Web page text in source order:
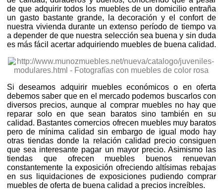
de que adquirir todos los muebles de un domicilio entraña
un gasto bastante grande, la decoración y el confort de
nuestra vivienda durante un extenso período de tiempo va
a depender de que nuestra selección sea buena y sin duda
es más fácil acertar adquiriendo muebles de buena calidad.
Si deseamos adquirir muebles económicos o en oferta
debemos saber que en el mercado podemos buscarlos con
diversos precios, aunque al comprar muebles no hay que
reparar solo en que sean baratos sino también en su
calidad. Bastantes comercios ofrecen muebles muy baratos
pero de mínima calidad sin embargo de igual modo hay
otras tiendas donde la relación calidad precio consiguen
que sea interesante pagar un mayor precio. Asimismo las
tiendas que ofrecen muebles buenos renuevan
constantemente la exposición ofreciendo altísimas rebajas
en sus liquidaciones de exposiciones pudiendo comprar
muebles de oferta de buena calidad a precios increíbles.